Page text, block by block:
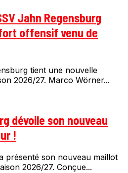
Jahn Regensburg
offensif venu de
tient une nouvelle
2026/27. Marco Wörner...
dévoile son nouveau
!
présenté son nouveau maillot
2026/27. Conçue...